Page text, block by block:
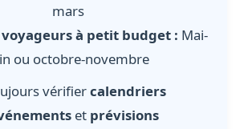
mars
voyageurs à petit budget : Mai-
ou octobre-novembre
vérifiercalendriers
et prévisions